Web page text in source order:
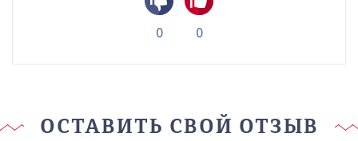
0 0
ОСТАВИТЬ СВОЙ ОТЗЫВ